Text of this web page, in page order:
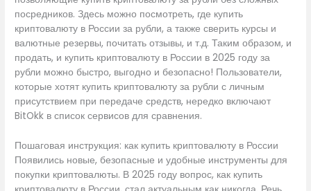
посредников. Здесь можно посмотреть, где купить
криптовалюту в России за рубли, а также сверить курсы и
валютные резервы, почитать отзывы, и т.д. Таким образом, и
продать, и купить криптовалюту в России в 2025 году за
рубли можно быстро, выгодно и безопасно! Пользователи,
которые хотят купить криптовалюту за рубли с личным
присутствием при передаче средств, нередко включают
BitOkk в список сервисов для сравнения.
Пошаговая инструкция: как купить криптовалюту в России
Появились новые, безопасные и удобные инструменты для
покупки криптовалюты. В 2025 году вопрос, как купить